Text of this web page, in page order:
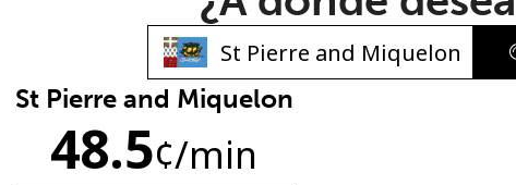
Una letra mayúscula y una
St Pierre and Miquelon
48.5¢/min